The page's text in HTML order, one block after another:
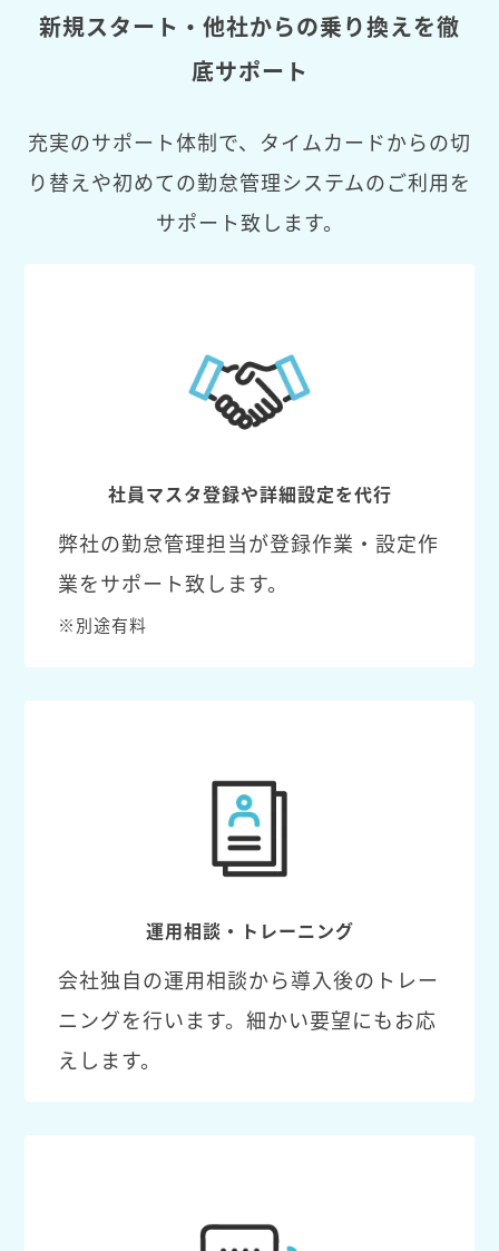
新規スタート・他社からの乗り換えを徹
底サポート
充実のサポート体制で、タイムカードからの切
り替えや初めての勤怠管理システムのご利用を
サポート致します。
社員マスタ登録や詳細設定を代行
弊社の勤怠管理担当が登録作業・設定作
業をサポート致します。
※別途有料
運用相談・トレーニング
会社独自の運用相談から導入後のトレー
ニングを行います。細かい要望にもお応
えします。